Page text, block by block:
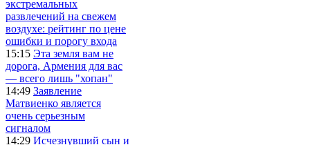
экстремальных
развлечений на свежем
воздухе: рейтинг по цене
ошибки и порогу входа
15:15 Эта земля вам не
дорога, Армения для вас
— всего лишь "хопан"
14:49 Заявление
Матвиенко является
очень серьезным
сигналом
14:29 Исчезнувший сын и